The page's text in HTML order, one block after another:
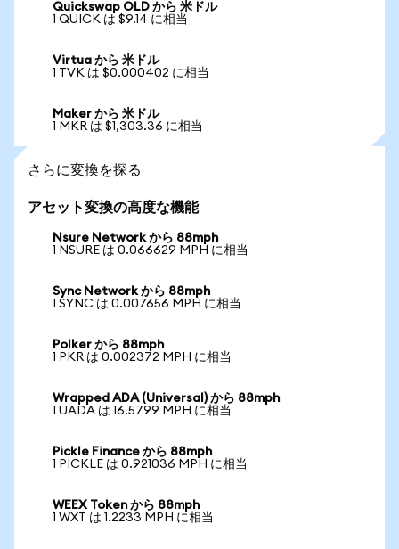
Quickswap OLD から 米ドル
1 QUICK は $9.14 に相当
Virtua から 米ドル
1 TVK は $0.000402 に相当
Maker から 米ドル
1 MKR は $1,303.36 に相当
さらに変換を探る
アセット変換の高度な機能
Nsure Network から 88mph
1 NSURE は 0.066629 MPH に相当
Sync Network から 88mph
1 SYNC は 0.007656 MPH に相当
Polker から 88mph
1 PKR は 0.002372 MPH に相当
Wrapped ADA (Universal) から 88mph
1 UADA は 16.5799 MPH に相当
Pickle Finance から 88mph
1 PICKLE は 0.921036 MPH に相当
WEEX Token から 88mph
1 WXT は 1.2233 MPH に相当